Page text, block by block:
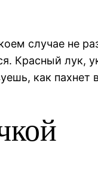
случае не
Красный лук,
как пахнет